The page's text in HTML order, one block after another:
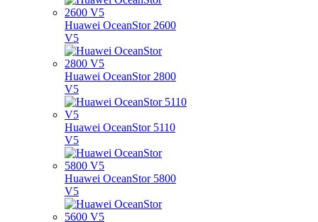
Huawei OceanStor 2600
V5
Huawei OceanStor 2800
V5
Huawei OceanStor 5110
V5
Huawei OceanStor 5800
V5